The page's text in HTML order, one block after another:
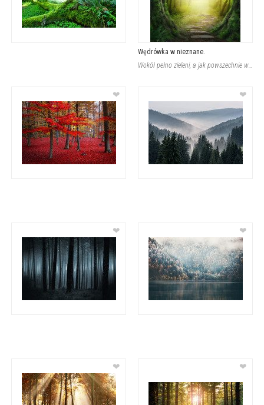
Wędrówka w nieznane.
Wokół pełno zieleni, a jak powszechnie wiadomo natura uspokaja. Cisza i spokój s
❤ ❤
❤ ❤
❤ ❤